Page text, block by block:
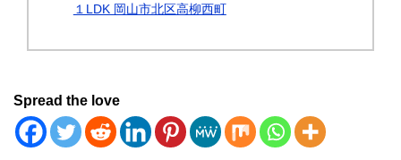
１LDK 岡山市北区高柳西町
Spread the love